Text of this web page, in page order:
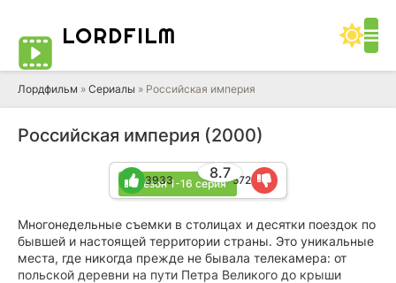
LORDFILM
Лордфильм » Сериалы » Российская империя
Российская империя (2000)
1 сезон 1-16 серия
8.7
3933 572
Многонедельные съемки в столицах и десятки поездок по
бывшей и настоящей территории страны. Это уникальные
места, где никогда прежде не бывала телекамера: от
польской деревни на пути Петра Великого до крыши